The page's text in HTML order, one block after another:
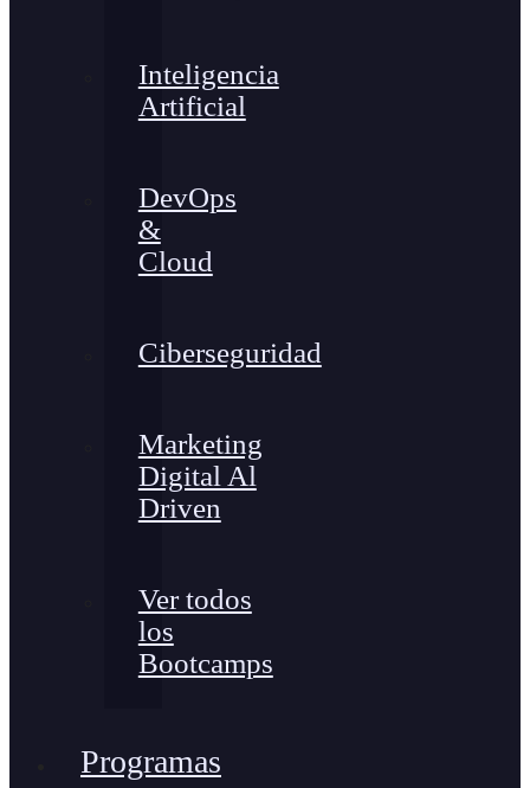
Inteligencia
Artificial
DevOps
&
Cloud
Ciberseguridad
Marketing
Digital Al
Driven
Ver todos
los
Bootcamps
Programas